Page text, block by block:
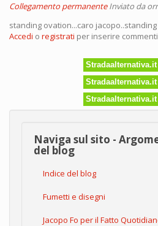
Collegamento permanente Inviato da
standing ovation...caro
Accedi o registrati per inserire
Naviga sul sito -
del blog
Indice del blog
Fumetti e disegni
Jacopo Fo per il Fatto